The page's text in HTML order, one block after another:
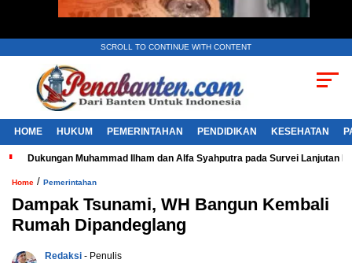
SCROLL TO CONTINUE WITH CONTENT
HOME HUKUM PEMERINTAHAN PENDIDIKAN KESEHATAN
Dukungan Muhammad Ilham dan Alfa Syahputra pada Survei Lanjutan
Home / Pemerintahan
Dampak Tsunami, WH Bangun Kembali
Rumah Dipandeglang
Redaksi - Penulis